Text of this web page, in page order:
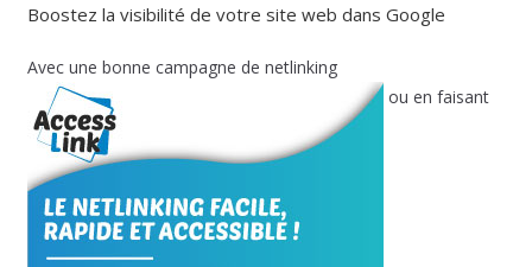
Boostez la visibilité de votre site web dans Google
Avec une bonne campagne de netlinking
ou en faisant